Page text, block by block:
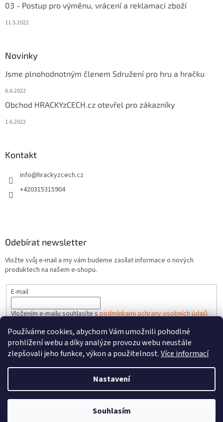
Používáme cookies, abychom Vám umožnili pohodlné
prohlížení webu a díky analýze provozu webu neustále
zlepšovali jeho funkce, výkon a použitelnost.Více informací
Nastavení
Souhlasím
03 - Postup pro výměnu, vrácení a reklamaci zboží
11.5.2022
Novinky
Jsme plnohodnotným členem Sdružení pro hru a hračku
6.6.2022
Obchod HRACKYzCECH.cz otevřel pro zákazníky
1.6.2022
Kontakt
info@hrackyzcech.cz
+420315315904
Odebírat newsletter
Vložte svůj e-mail a my vám budeme zasílat informace o nových
produktech na našem e-shopu.
E-mail
Vložením e-mailu souhlasíte spodmínkami ochrany osobních údajů
PŘIHLÁSIT SE
Vytvořil Shoptet
HRACKYzCECH.cz. Všechna práva vyhrazena.